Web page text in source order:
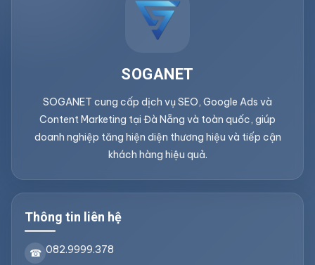
SOGANET
SOGANET cung cấp dịch vụ SEO, Google Ads và
Content Marketing tại Đà Nẵng và toàn quốc, giúp
doanh nghiệp tăng hiện diện thương hiệu và tiếp cận
khách hàng hiệu quả.
Thông tin liên hệ
☎ 082.9999.378